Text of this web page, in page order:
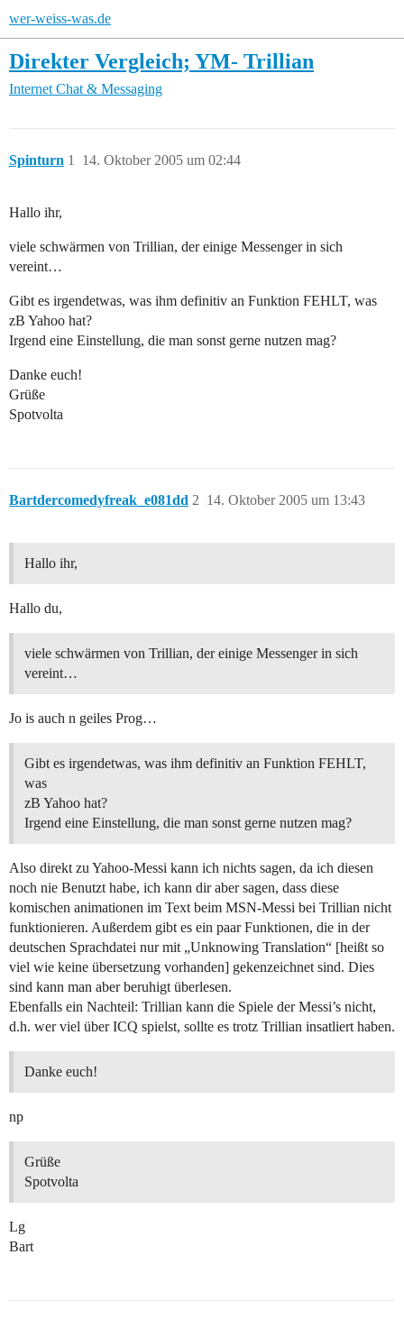
wer-weiss-was.de
Direkter Vergleich; YM- Trillian
Internet Chat & Messaging
Spinturn 14. Oktober 2005 um 02:44
1
Hallo ihr,
viele schwärmen von Trillian, der einige Messenger in sich
vereint…
Gibt es irgendetwas, was ihm definitiv an Funktion FEHLT, was
zB Yahoo hat?
Irgend eine Einstellung, die man sonst gerne nutzen mag?
Danke euch!
Grüße
Spotvolta
Bartdercomedyfreak_e081dd 14. Oktober 2005 um 13:43
2
Hallo ihr,
Hallo du,
viele schwärmen von Trillian, der einige Messenger in sich
vereint…
Jo is auch n geiles Prog…
Gibt es irgendetwas, was ihm definitiv an Funktion FEHLT,
was
zB Yahoo hat?
Irgend eine Einstellung, die man sonst gerne nutzen mag?
Also direkt zu Yahoo-Messi kann ich nichts sagen, da ich diesen
noch nie Benutzt habe, ich kann dir aber sagen, dass diese
komischen animationen im Text beim MSN-Messi bei Trillian nicht
funktionieren. Außerdem gibt es ein paar Funktionen, die in der
deutschen Sprachdatei nur mit „Unknowing Translation“ [heißt so
viel wie keine übersetzung vorhanden] gekenzeichnet sind. Dies
sind kann man aber beruhigt überlesen.
Ebenfalls ein Nachteil: Trillian kann die Spiele der Messi’s nicht,
d.h. wer viel über ICQ spielst, sollte es trotz Trillian insatliert haben.
Danke euch!
np
Grüße
Spotvolta
Lg
Bart